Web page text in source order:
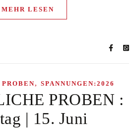
MEHR LESEN
, SPANNUNGEN:2026
PROBEN :
| 15. Juni